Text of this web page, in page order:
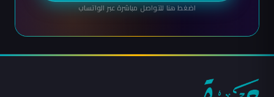
اضغط هنا للتواصل مباشرة عبر الواتساب